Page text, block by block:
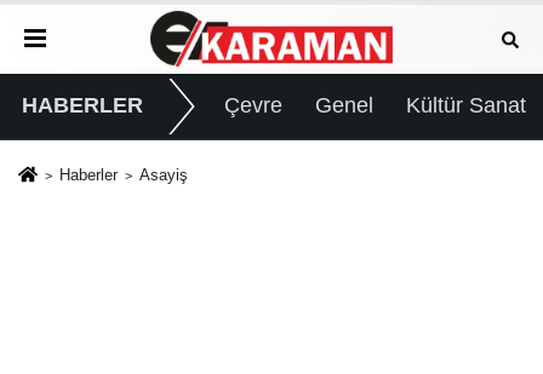
HABERLER Çevre Genel Kültür Sanat
Haberler Asayiş